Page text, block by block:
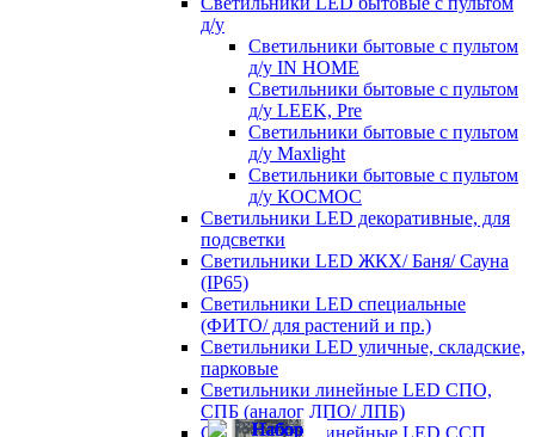
д/у
Светильники бытовые с пультом
д/у IN HOME
Светильники бытовые с пультом
д/у LEEK, Pre
Светильники бытовые с пультом
д/у Maxlight
Светильники бытовые с пультом
д/у КОСМОС
Светильники LED декоративные, для
подсветки
Светильники LED ЖКХ/ Баня/ Сауна
(IP65)
Светильники LED специальные
(ФИТО/ для растений и пр.)
Светильники LED уличные, складские,
парковые
Светильники линейные LED СПО,
СПБ (аналог ЛПО/ ЛПБ)